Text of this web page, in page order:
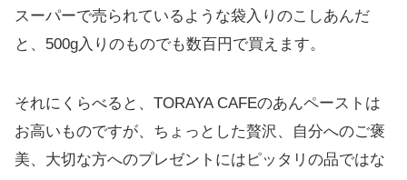
スーパーで売られているような袋入りのこしあんだ
と、500g入りのものでも数百円で買えます。
それにくらべると、TORAYA CAFEのあんペーストは
お高いものですが、ちょっとした贅沢、自分へのご褒
美、大切な方へのプレゼントにはピッタリの品ではな